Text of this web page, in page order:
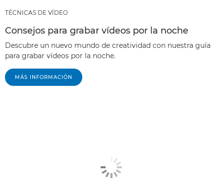
TÉCNICAS DE VÍDEO
Consejos para grabar vídeos por la noche
Descubre un nuevo mundo de creatividad con nuestra guía
para grabar vídeos por la noche.
MÁS INFORMACIÓN